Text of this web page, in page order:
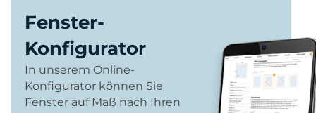
Fenster-
Konfigurator
In unserem Online-
Konfigurator können Sie
Fenster auf Maß nach Ihren